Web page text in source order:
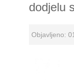
dodjelu
Objavljeno: